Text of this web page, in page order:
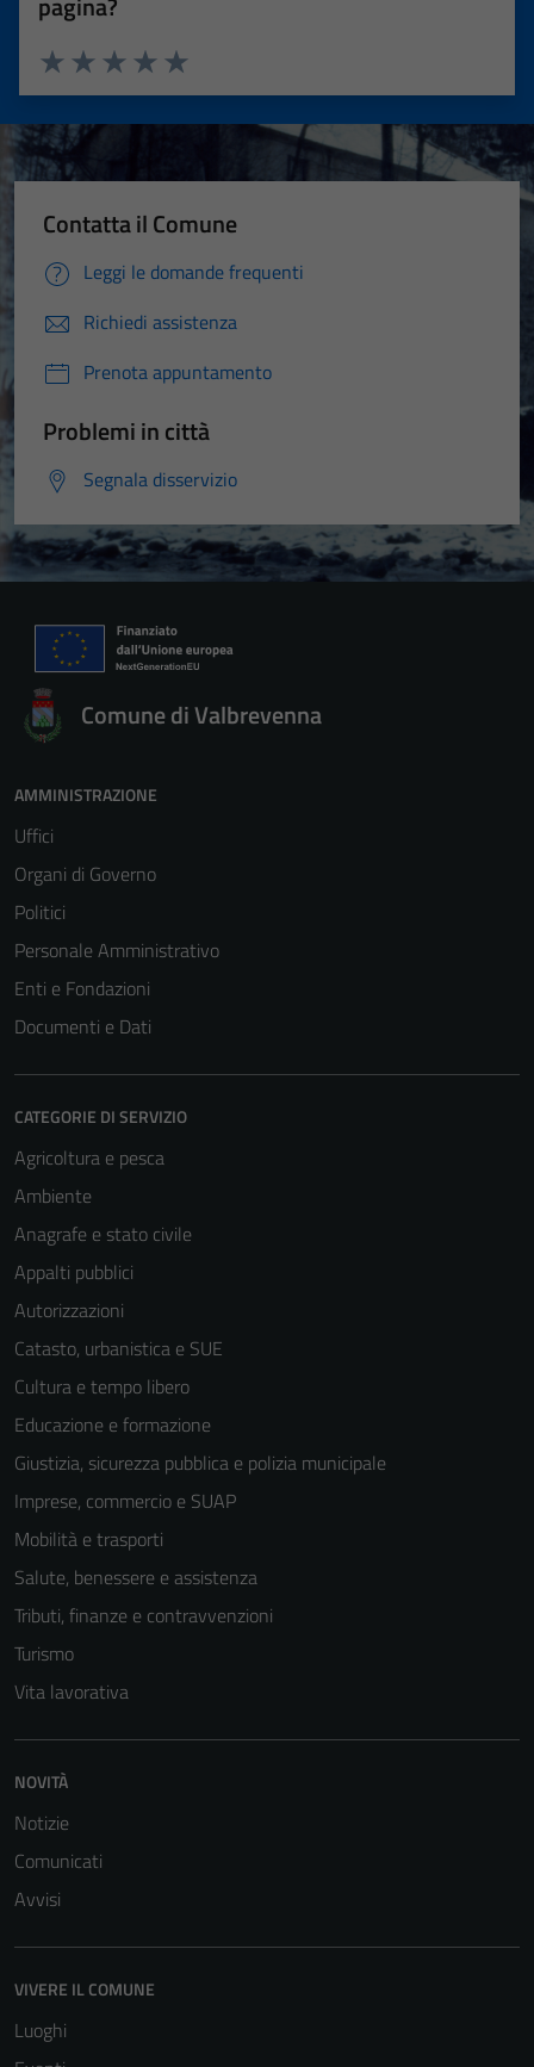
Valuta 5 stelle su 5
Valuta 4 stelle su 5
Valuta 3 stelle su 5
Valuta 2 stelle su 5
Valuta 1 stelle su 5
Contatta il Comune
Leggi le domande frequenti
Richiedi assistenza
Prenota appuntamento
Problemi in città
Segnala disservizio
Comune di Valbrevenna
AMMINISTRAZIONE
Uffici
Organi di Governo
Politici
Personale Amministrativo
Enti e Fondazioni
Documenti e Dati
CATEGORIE DI SERVIZIO
Agricoltura e pesca
Ambiente
Anagrafe e stato civile
Appalti pubblici
Autorizzazioni
Catasto, urbanistica e SUE
Cultura e tempo libero
Educazione e formazione
Giustizia, sicurezza pubblica e polizia municipale
Imprese, commercio e SUAP
Mobilità e trasporti
Salute, benessere e assistenza
Tributi, finanze e contravvenzioni
Turismo
Vita lavorativa
NOVITÀ
Notizie
Comunicati
Avvisi
VIVERE IL COMUNE
Luoghi
Questi cookie